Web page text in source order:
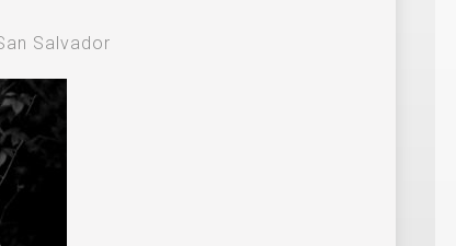
Salvador